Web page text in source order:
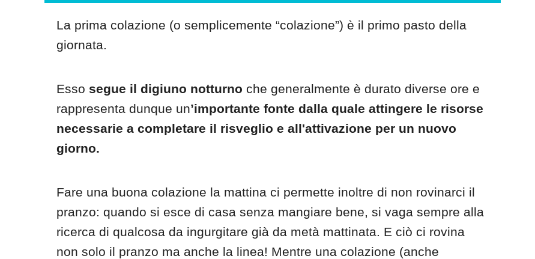
La prima colazione (o semplicemente “colazione”) è il primo pasto della
giornata.
Esso segue il digiuno notturno che generalmente è durato diverse ore e
rappresenta dunque un’importante fonte dalla quale attingere le risorse
necessarie a completare il risveglio e all'attivazione per un nuovo
giorno.
Fare una buona colazione la mattina ci permette inoltre di non rovinarci il
pranzo: quando si esce di casa senza mangiare bene, si vaga sempre alla
ricerca di qualcosa da ingurgitare già da metà mattinata. E ciò ci rovina
non solo il pranzo ma anche la linea! Mentre una colazione (anche